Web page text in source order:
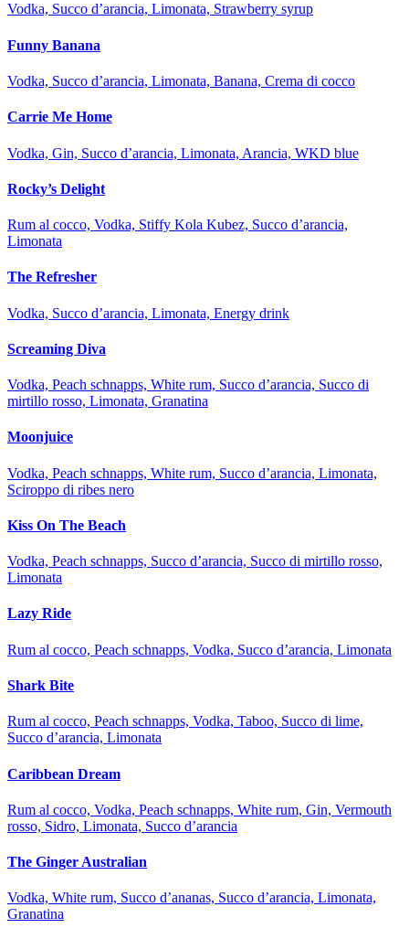
Vodka, Succo d’arancia, Limonata, Strawberry syrup
Funny Banana
Vodka, Succo d’arancia, Limonata, Banana, Crema di cocco
Carrie Me Home
Vodka, Gin, Succo d’arancia, Limonata, Arancia, WKD blue
Rocky’s Delight
Rum al cocco, Vodka, Stiffy Kola Kubez, Succo d’arancia,
Limonata
The Refresher
Vodka, Succo d’arancia, Limonata, Energy drink
Screaming Diva
Vodka, Peach schnapps, White rum, Succo d’arancia, Succo di
mirtillo rosso, Limonata, Granatina
Moonjuice
Vodka, Peach schnapps, White rum, Succo d’arancia, Limonata,
Sciroppo di ribes nero
Kiss On The Beach
Vodka, Peach schnapps, Succo d’arancia, Succo di mirtillo rosso,
Limonata
Lazy Ride
Rum al cocco, Peach schnapps, Vodka, Succo d’arancia, Limonata
Shark Bite
Rum al cocco, Peach schnapps, Vodka, Taboo, Succo di lime,
Succo d’arancia, Limonata
Caribbean Dream
Rum al cocco, Vodka, Peach schnapps, White rum, Gin, Vermouth
rosso, Sidro, Limonata, Succo d’arancia
The Ginger Australian
Vodka, White rum, Succo d’ananas, Succo d’arancia, Limonata,
Granatina